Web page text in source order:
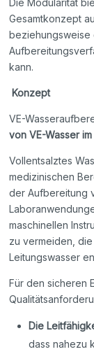
Die Modularität
Gesamtkonzept
beziehungsweise
kann.
Konzept
VE-
von VE-Wasser
Vollentsalztes
medizinischen
der Aufbereitung
maschinellen
zu vermeiden,
Leitungswasser
Für den sicheren
Die
dass nahezu